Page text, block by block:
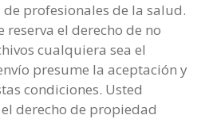
profesionales de la salud.
reserva el derecho de no
cualquiera sea el
presume la aceptación y
condiciones. Usted
derecho de propiedad